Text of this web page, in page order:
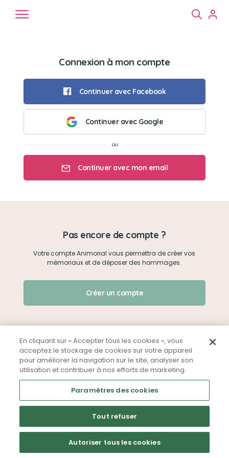
Chats
Créer un mémorial
Qui sommes-nous ?
Nous contacter
Partager sur Facebook
Connexion à mon compte
Continuer avec Facebook
Continuer avec Google
Continuer avec mon email
Je me connecte
Pas encore de compte ?
Votre compte Animorial vous permettra de créer vos
mémoriaux et de déposer des hommages.
Créer un compte
Mentions légales CGU Politique de confidentialité
En cliquant sur « Accepter tous les cookies », vous
acceptez le stockage de cookies sur votre appareil
pour améliorer la navigation sur le site, analyser son
utilisation et contribuer à nos efforts de marketing.
Paramètres des cookies
Tout refuser
Autoriser tous les cookies